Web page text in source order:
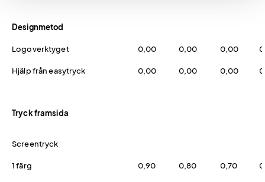
Designmetod
Logoverktyget 0,00 0,00 0,00
Hjälp från easytryck 0,00 0,00 0,00
Tryck framsida
Screentryck
1 färg 0,90 0,80 0,70